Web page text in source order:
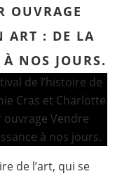
OUVRAGE
ART : DE LA
NOS JOURS.
de l’art, qui se